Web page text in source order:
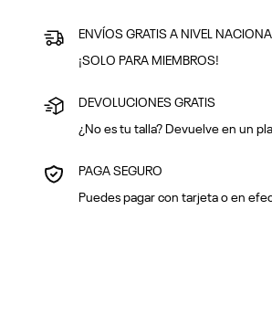
ENVÍOS GRATIS A NIVEL
¡SOLO PARA MIEMBROS!
DEVOLUCIONES GRATIS
¿No es tu talla? Devuelve en un
PAGA SEGURO
Puedes pagar con tarjeta o en